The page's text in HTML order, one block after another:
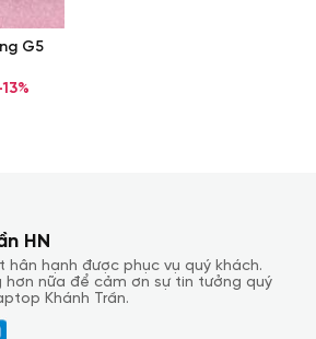
G5
HN
hân hạnh được phục vụ quý khách.
nữa để cảm ơn sự tin tưởng quý
Khánh Trần.